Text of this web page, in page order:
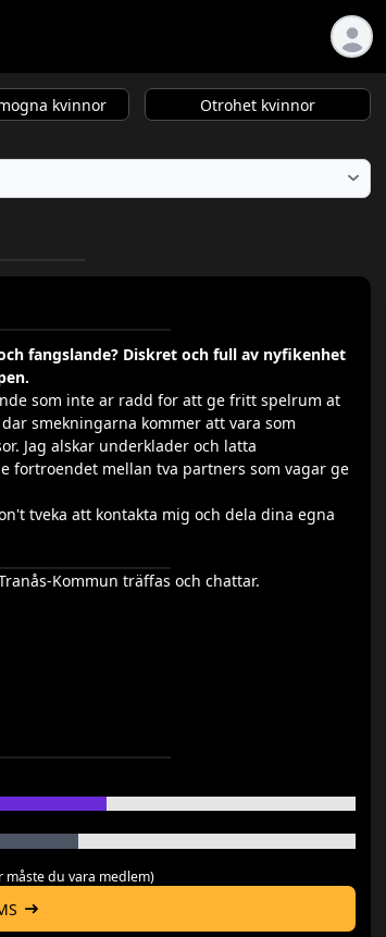
kvinnor Otrohet kvinnor
fangslande? Diskret och full av nyfikenhet
som inte ar radd for att ge fritt spelrum at
smekningarna kommer att vara som
Jag alskar underklader och latta
fortroendet mellan tva partners som vagar ge
tveka att kontakta mig och dela dina egna
måste du vara medlem)